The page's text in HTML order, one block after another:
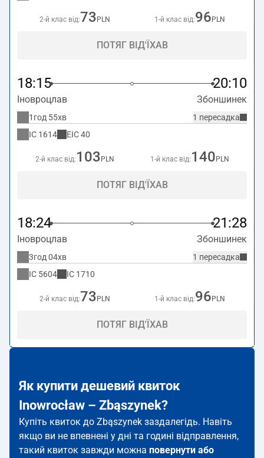
2-й клас від:73 PLN 1-й клас від:96 PLN
ПОТЯГ ВІД'ЇХАВ
18:15 20:10
Іновроцлав Збоншинек
1 пересадка
1год 55хв
IC 1614 EIC40
2-й клас від: 103 PLN 1-й клас від: 140 PLN
ПОТЯГ ВІД'ЇХАВ
18:24 21:28
Іновроцлав Збоншинек
1 пересадка
3год 04хв
IC 5604 IC 1710
2-й клас від:73 PLN 1-й клас від:96 PLN
ПОТЯГ ВІД'ЇХАВ
Як купити дешевий квиток
Inowrocław – Zbąszynek?
Купіть квиток до Zbąszynek заздалегідь. Навіть
якщо ви не впевнені у дні та годині відправлення,
такий квиток завжди можна повернути або